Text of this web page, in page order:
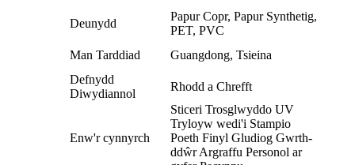
Deunydd
Papur Copr, Papur Synthetig,
PET, PVC
Man Tarddiad
Guangdong, Tsieina
Defnydd
Diwydiannol
Rhodd a Chrefft
Enw'r cynnyrch
Sticeri Trosglwyddo UV
Tryloyw wedi'i Stampio
Poeth Finyl Gludiog Gwrth-
ddŵr Argraffu Personol ar